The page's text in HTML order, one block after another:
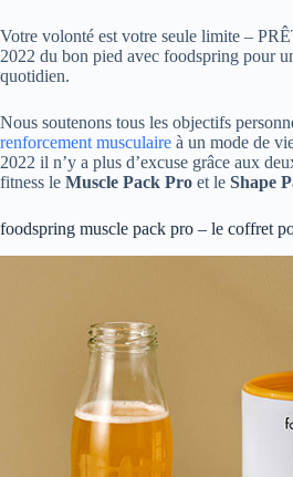
Votre volonté est votre seule limite –
2022 du bon pied avec foodspring pour
quotidien.
Nous soutenons tous les objectifs
renforcement musculaire à un mode de
2022 il n’y a plus d’excuse grâce aux
fitness le Muscle Pack Pro et le Shape
foodspring muscle pack pro – le coffret